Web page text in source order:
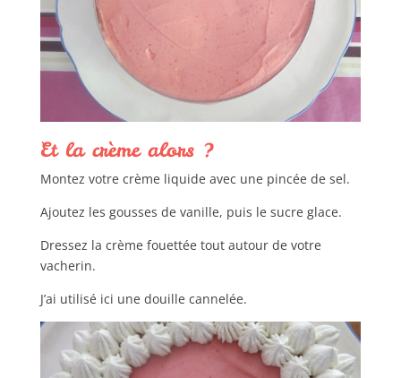
Et la crème alors ?
Montez votre crème liquide avec une pincée de sel.
Ajoutez les gousses de vanille, puis le sucre glace.
Dressez la crème fouettée tout autour de votre
vacherin.
J’ai utilisé ici une douille cannelée.